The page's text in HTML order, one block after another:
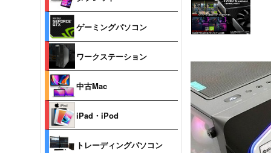
ゲーミングパソコン
ワークステーション
中古Mac
iPad・iPod
トレーディングパソコン